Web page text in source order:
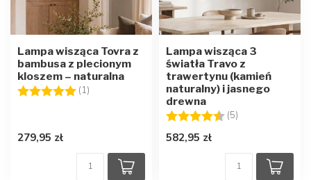
Lampa wisząca Tovra z
bambusa z plecionym
kloszem – naturalna
Ocena:
(1) 5.0 na 5 gwiazdek
279,95 zł
Lampa wisząca 3
światła Travo z
trawertynu (kamień
naturalny) i jasnego
drewna
Ocena:
(5)
582,95 zł